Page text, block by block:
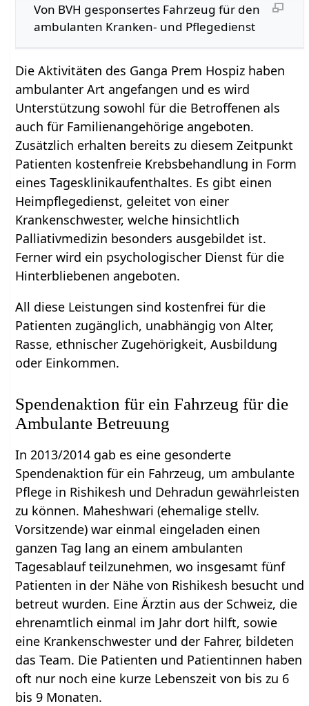
Von BVH gesponsertes Fahrzeug für den
ambulanten Kranken- und Pflegedienst
Die Aktivitäten des Ganga Prem Hospiz haben
ambulanter Art angefangen und es wird
Unterstützung sowohl für die Betroffenen als
auch für Familienangehörige angeboten.
Zusätzlich erhalten bereits zu diesem Zeitpunkt
Patienten kostenfreie Krebsbehandlung in Form
eines Tagesklinikaufenthaltes. Es gibt einen
Heimpflegedienst, geleitet von einer
Krankenschwester, welche hinsichtlich
Palliativmedizin besonders ausgebildet ist.
Ferner wird ein psychologischer Dienst für die
Hinterbliebenen angeboten.
All diese Leistungen sind kostenfrei für die
Patienten zugänglich, unabhängig von Alter,
Rasse, ethnischer Zugehörigkeit, Ausbildung
oder Einkommen.
Spendenaktion für ein Fahrzeug für die
Ambulante Betreuung
In 2013/2014 gab es eine gesonderte
Spendenaktion für ein Fahrzeug, um ambulante
Pflege in Rishikesh und Dehradun gewährleisten
zu können. Maheshwari (ehemalige stellv.
Vorsitzende) war einmal eingeladen einen
ganzen Tag lang an einem ambulanten
Tagesablauf teilzunehmen, wo insgesamt fünf
Patienten in der Nähe von Rishikesh besucht und
betreut wurden. Eine Ärztin aus der Schweiz, die
ehrenamtlich einmal im Jahr dort hilft, sowie
eine Krankenschwester und der Fahrer, bildeten
das Team. Die Patienten und Patientinnen haben
oft nur noch eine kurze Lebenszeit von bis zu 6
bis 9 Monaten.